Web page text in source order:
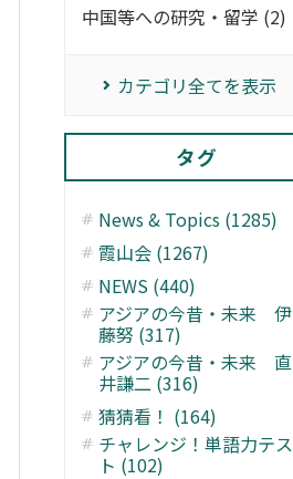
中国等への研究・留学 (2)
カテゴリ全てを表示
タグ
News & Topics (1285)
霞山会 (1267)
NEWS (440)
アジアの今昔・未来 伊
藤努 (317)
アジアの今昔・未来 直
井謙二 (316)
猜猜看！ (164)
チャレンジ！単語力テス
ト (102)